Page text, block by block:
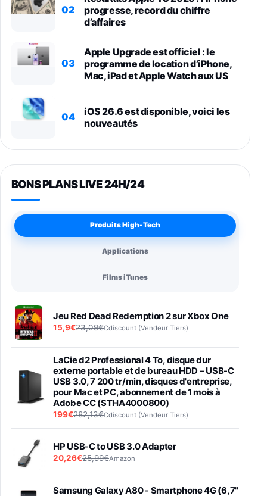
02
progresse, record du chiffre
d’affaires
03
Apple Upgrade est officiel : le
programme de location d’iPhone,
Mac, iPad et Apple Watch aux US
04
iOS 26.6 est disponible, voici les
nouveautés
BONS PLANS LIVE 24H/24
Produits High-Tech
Applications
Films iTunes
Jeu Red Dead Redemption 2 sur Xbox One
15,9€23,09€Cdiscount (Vendeur Tiers)
LaCie d2 Professional 4 To, disque dur
externe portable et de bureau HDD – USB-C
USB 3.0, 7 200 tr/min, disques d'entreprise,
pour Mac et PC, abonnement de 1 mois à
Adobe CC (STHA4000800)
199€282,13€Cdiscount (Vendeur Tiers)
HP USB-C to USB 3.0 Adapter
20,26€25,99€Amazon
Samsung Galaxy A80 - Smartphone 4G (6,7''